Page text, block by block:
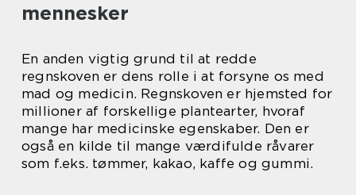
mennesker
En anden vigtig grund til at redde
regnskoven er dens rolle i at forsyne os med
mad og medicin. Regnskoven er hjemsted for
millioner af forskellige plantearter, hvoraf
mange har medicinske egenskaber. Den er
også en kilde til mange værdifulde råvarer
som f.eks. tømmer, kakao, kaffe og gummi.